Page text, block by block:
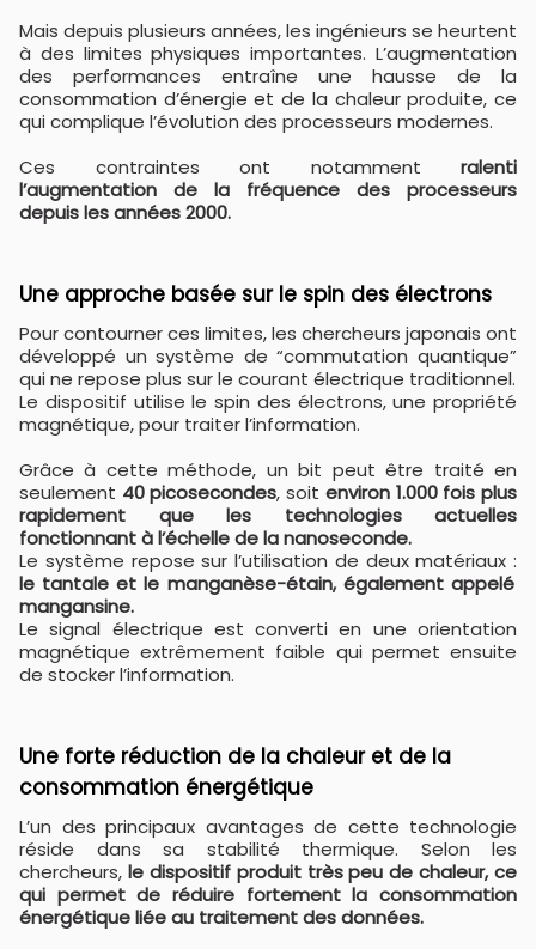
Mais depuis plusieurs années, les ingénieurs se heurtent
à des limites physiques importantes. L’augmentation
des performances entraîne une hausse de la
consommation d’énergie et de la chaleur produite, ce
qui complique l’évolution des processeurs modernes.
Ces contraintes ont notamment ralenti
l’augmentation de la fréquence des processeurs
depuis les années 2000.
Une approche basée sur le spin des électrons
Pour contourner ces limites, les chercheurs japonais ont
développé un système de “commutation quantique”
qui ne repose plus sur le courant électrique traditionnel.
Le dispositif utilise le spin des électrons, une propriété
magnétique, pour traiter l’information.
Grâce à cette méthode, un bit peut être traité en
seulement 40 picosecondes, soit environ 1.000 fois plus
rapidement que les technologies actuelles
fonctionnant à l’échelle de la nanoseconde.
Le système repose sur l’utilisation de deux matériaux :
le tantale et le manganèse-étain, également appelé
mangansine.
Le signal électrique est converti en une orientation
magnétique extrêmement faible qui permet ensuite
de stocker l’information.
Une forte réduction de la chaleur et de la
consommation énergétique
L’un des principaux avantages de cette technologie
réside dans sa stabilité thermique. Selon les
chercheurs, le dispositif produit très peu de chaleur, ce
qui permet de réduire fortement la consommation
énergétique liée au traitement des données.